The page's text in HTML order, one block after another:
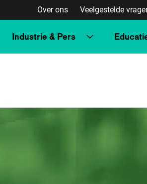
Over ons Veelgestelde
Industrie & Pers